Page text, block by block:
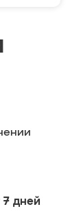
7 дней